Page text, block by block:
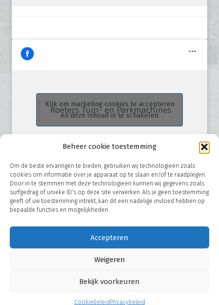
Beheer cookie toestemming
Om de beste ervaringen te bieden, gebruiken wij technologieën zoals
cookies om informatie over je apparaat op te slaan en/of te raadplegen.
Door in te stemmen met deze technologieën kunnen wij gegevens zoals
surfgedrag of unieke ID's op deze site verwerken. Als je geen toestemming
geeft of uw toestemming intrekt, kan dit een nadelige invloed hebben op
bepaalde functies en mogelijkheden.
Accepteren
Weigeren
Bekijk voorkeuren
Cookiebeleid Privacybeleid
Roeters Tuin- en Parkmachines
Klik om marketing cookies te accepteren
en deze inhoud in te schakelen
- E.info@roetersbv.nl